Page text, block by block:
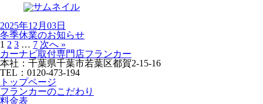
2025年12月03日
冬季休業のお知らせ
1 2 3 … 7 次へ »
カーナビ取付専⾨店フランカー
本社：千葉県千葉市若葉区都賀2-15-16
TEL：0120-473-194
トップページ
フランカーのこだわり
料金表